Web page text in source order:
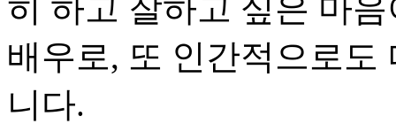
히 하고 잘하고 싶은 마
배우로, 또 인간적으로도
니다.